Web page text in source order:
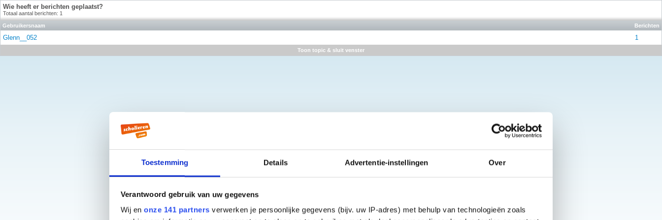
Toestemming Details Advertentie-instellingen Over
Verantwoord gebruik van uw gegevens
Wij en onze 141 partners verwerken je persoonlijke gegevens (bijv. uw IP-adres) met behulp van technologieën zoals
Wie heeft er berichten geplaatst?
Totaal aantal berichten: 1
Gebruikersnaam Berichten
Glenn__052 1
Toon topic & sluit venster